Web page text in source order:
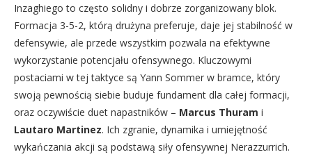
Inzaghiego to często solidny i dobrze zorganizowany blok.
Formacja 3-5-2, którą drużyna preferuje, daje jej stabilność w
defensywie, ale przede wszystkim pozwala na efektywne
wykorzystanie potencjału ofensywnego. Kluczowymi
postaciami w tej taktyce są Yann Sommer w bramce, który
swoją pewnością siebie buduje fundament dla całej formacji,
oraz oczywiście duet napastników – Marcus Thuram i
Lautaro Martinez. Ich zgranie, dynamika i umiejętność
wykańczania akcji są podstawą siły ofensywnej Nerazzurrich.